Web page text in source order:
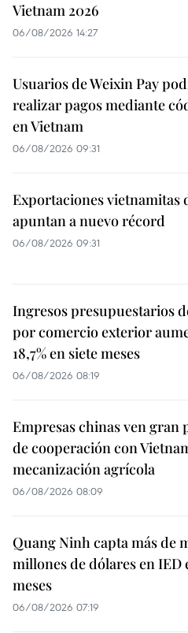
Vietnam 2026
06/08/2026 14:27
Usuarios de Weixin Pay
realizar pagos mediante
en Vietnam
06/08/2026 09:31
Exportaciones vietnamitas
apuntan a nuevo récord
06/08/2026 09:31
Ingresos presupuestarios
por comercio exterior
18,7% en siete meses
06/08/2026 08:19
Empresas chinas ven gran
de cooperación con
mecanización agrícola
06/08/2026 08:09
Quang Ninh capta más de
millones de dólares en IED
meses
06/08/2026 07:19